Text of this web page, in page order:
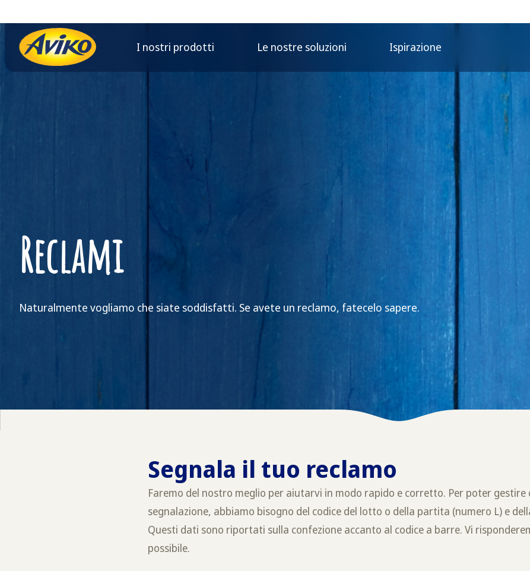
I nostri prodotti Le nostre soluzioni Ispirazione
Reclami
Naturalmente vogliamo che siate soddisfatti. Se avete un reclamo, fatecelo sapere.
Segnala il tuo reclamo
Faremo del nostro meglio per aiutarvi in modo rapido e corretto. Per poter gestire
segnalazione, abbiamo bisogno del codice del lotto o della partita (numero L) e
Questi dati sono riportati sulla confezione accanto al codice a barre. Vi
possibile.